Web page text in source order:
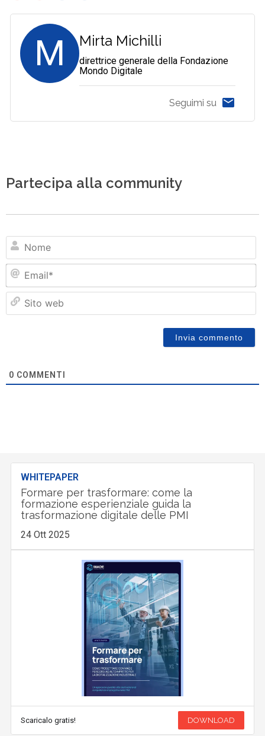
M Mirta Michilli
direttrice generale della Fondazione
Mondo Digitale
Seguimi su
Partecipa alla community
0 COMMENTI
WHITEPAPER
Formare per trasformare: come la
formazione esperienziale guida la
trasformazione digitale delle PMI
24 Ott 2025
Scaricalo gratis! DOWNLOAD